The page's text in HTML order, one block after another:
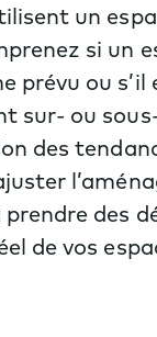
un
si un
prévu ou s’il
sur- ou
des
des
de vos